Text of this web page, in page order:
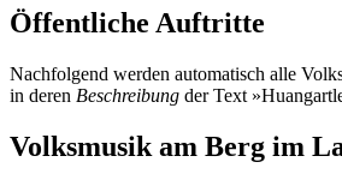
Öffentliche Auftritte
Nachfolgend werden automatisch alle
in deren Beschreibung der Text
Volksmusik am Berg im